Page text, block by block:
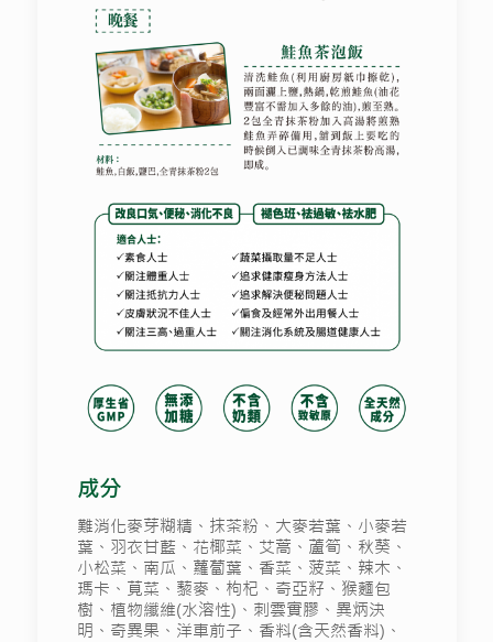
成分
難消化麥芽糊精、抹茶粉、大麥若葉、小麥若
葉、羽衣甘藍、花椰菜、艾蒿、蘆筍、秋葵、
小松菜、南瓜、蘿蔔葉、香菜、菠菜、辣木、
瑪卡、莧菜、藜麥、枸杞、奇亞籽、猴麵包
樹、植物纖維(水溶性)、刺雲實膠、異炳決
明、奇異果、洋車前子、香料(含天然香料)、